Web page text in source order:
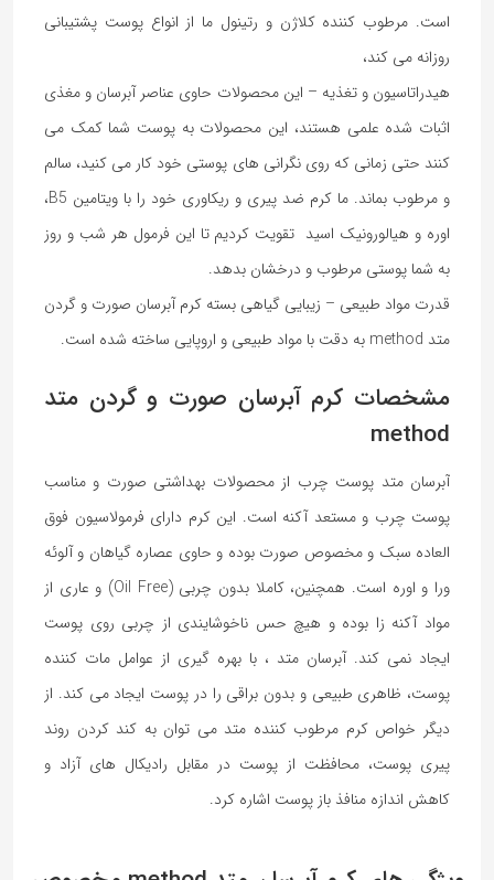
است. مرطوب کننده کلاژن و رتینول ما از انواع پوست پشتیبانی
روزانه می کند،
هیدراتاسیون و تغذیه – این محصولات حاوی عناصر آبرسان و مغذی
اثبات شده علمی هستند، این محصولات به پوست شما کمک می
کنند حتی زمانی که روی نگرانی های پوستی خود کار می کنید، سالم
و مرطوب بماند. ما کرم ضد پیری و ریکاوری خود را با ویتامین B5،
اوره و هیالورونیک اسید تقویت کردیم تا این فرمول هر شب و روز
به شما پوستی مرطوب و درخشان بدهد.
قدرت مواد طبیعی – زیبایی گیاهی بسته کرم آبرسان صورت و گردن
متد method به دقت با مواد طبیعی و اروپایی ساخته شده است.
مشخصات کرم آبرسان صورت و گردن متد
method
آبرسان متد پوست چرب از محصولات بهداشتی صورت و مناسب
پوست چرب و مستعد آکنه است. این کرم دارای فرمولاسیون فوق
العاده سبک و مخصوص صورت بوده و حاوی عصاره گیاهان و آلوئه
ورا و اوره است. همچنین، کاملا بدون چربی (Oil Free) و عاری از
مواد آکنه زا بوده و هیچ حس ناخوشایندی از چربی روی پوست
ایجاد نمی کند. آبرسان متد ، با بهره گیری از عوامل مات کننده
پوست، ظاهری طبیعی و بدون براقی را در پوست ایجاد می کند. از
دیگر خواص کرم مرطوب کننده متد می توان به کند کردن روند
پیری پوست، محافظت از پوست در مقابل رادیکال های آزاد و
کاهش اندازه منافذ باز پوست اشاره کرد.